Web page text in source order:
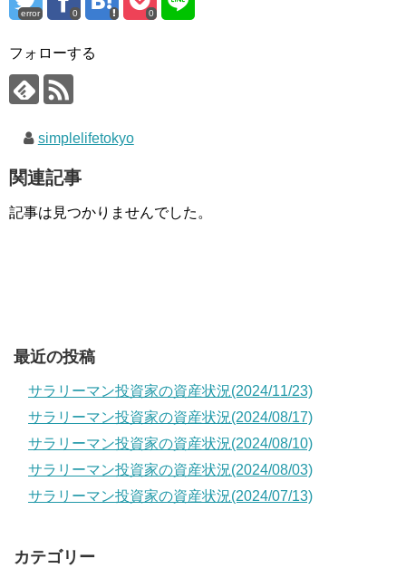
error 0 0
フォローする
simplelifetokyo
関連記事
記事は見つかりませんでした。
最近の投稿
サラリーマン投資家の資産状況(2024/11/23)
サラリーマン投資家の資産状況(2024/08/17)
サラリーマン投資家の資産状況(2024/08/10)
サラリーマン投資家の資産状況(2024/08/03)
サラリーマン投資家の資産状況(2024/07/13)
カテゴリー